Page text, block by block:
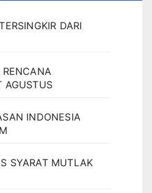
DARI
AGUSTUS
INDONESIA
SYARAT MUTLAK